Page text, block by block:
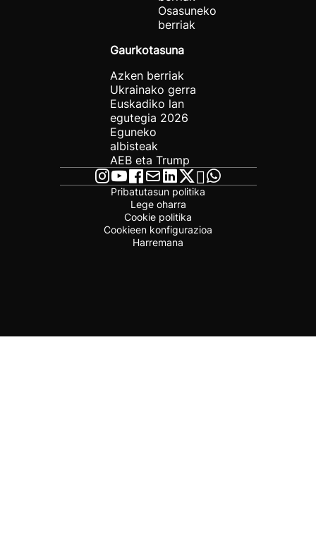
Osasuneko
berriak
Gaurkotasuna
Azken berriak
Ukrainako gerra
Euskadiko lan
egutegia 2026
Eguneko
albisteak
AEB eta Trump
Pribatutasun politika
Lege oharra
Cookie politika
Cookieen konfigurazioa
Harremana